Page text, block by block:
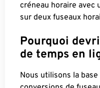
créneau horaire avec
sur deux fuseaux
Pourquoi
de temps en
Nous utilisons la